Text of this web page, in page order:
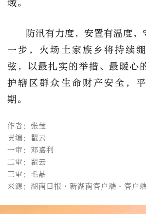
域。
防汛有力度，安置有温度，
一步，火场土家族乡将持续
弦，以最扎实的举措、最暖心
护辖区群众生命财产安全，
期。
作者：张莹
责编：瞿云
一审：邓嘉利
二审：瞿云
三审：毛晶
来源：湖南日报·新湖南客户端·客户